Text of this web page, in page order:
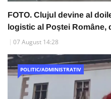
FOTO. Clujul devine al
logistic al Poștei Române,
07 August 14:28
POLITIC/ADMINISTRATIV